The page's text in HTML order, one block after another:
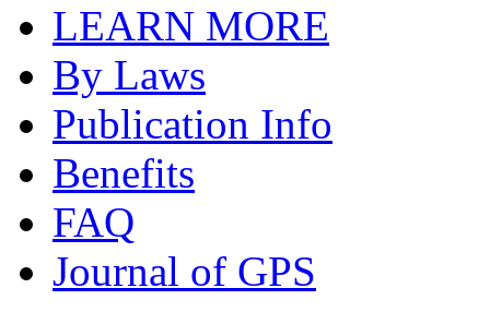
LEARN MORE
By Laws
Publication Info
Benefits
FAQ
Journal of GPS